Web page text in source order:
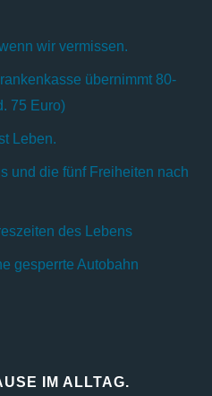
wir vermissen.
übernimmt 80-
75 Euro)
Leben.
und die fünf Freiheiten nach
des Lebens
gesperrte Autobahn
IM ALLTAG.